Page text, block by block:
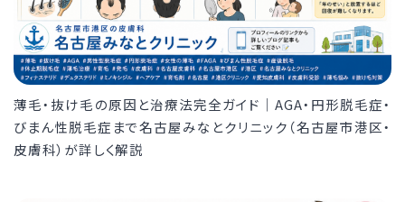
薄毛・抜け毛の原因と治療法完全ガイド｜AGA・円形脱毛症・
びまん性脱毛症まで名古屋みなとクリニック（名古屋市港区・
皮膚科）が詳しく解説